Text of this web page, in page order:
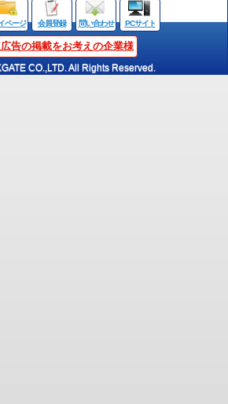
ページ 会員登録 問い合わせ PCサイト
告の掲載をお考えの企業様
CO.,LTD. All Rights Reserved.